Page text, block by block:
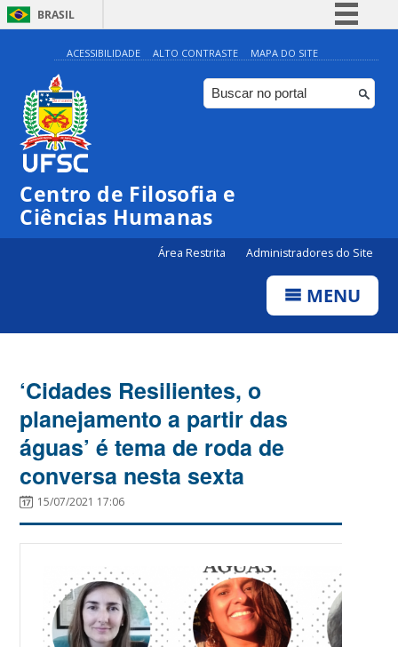
BRASIL
Simplifique!
Comunica BR
Participe
ACESSIBILIDADE ALTO CONTRASTE MAPA DO SITE
Centro de Filosofia e
Ciências Humanas
Área Restrita Administradores do Site
MENU
‘Cidades Resilientes, o
planejamento a partir das
águas’ é tema de roda de
conversa nesta sexta
15/07/2021 17:06